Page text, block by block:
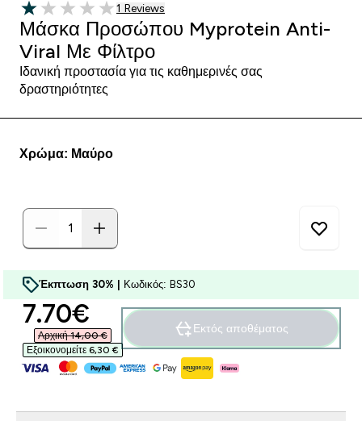
1 out of 5 stars
1 customer reviews
1 Reviews
Μάσκα Προσώπου Myprotein Anti-
Viral Με Φίλτρο
Ιδανική προστασία για τις καθημερινές σας
δραστηριότητες
Χρώμα: Μαύρο
Έκπτωση 30% | Κωδικός: BS30
discounted price
7.70€‎
Αρχική 14,00 €‎
Εξοικονομείτε 6,30 €‎
Εκτός αποθέματος